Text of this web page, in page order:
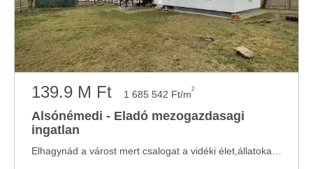
139.9 M Ft 1 685 542 Ft/m2
Alsónémedi - Eladó mezogazdasagi
ingatlan